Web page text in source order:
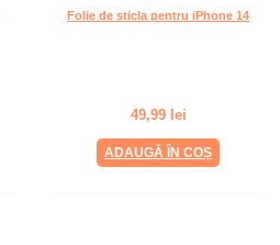
Folie de sticla pentru iPhone 14
49,99 lei
ADAUGĂ ÎN COȘ